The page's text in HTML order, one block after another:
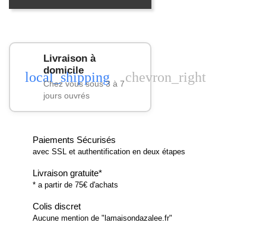
local_shipping
Livraison à
domicile
Chez vous sous 3 à 7
jours ouvrés
chevron_right
Paiements Sécurisés
avec SSL et authentification en deux étapes
Livraison gratuite*
* a partir de 75€ d'achats
Colis discret
Aucune mention de "lamaisondazalee.fr"